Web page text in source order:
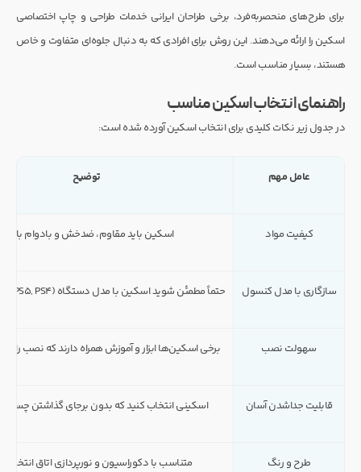
برای طرح‌های منحصربه‌فرد، برخی طراحان ایرانی خدمات طراحی و چاپ اختصاصی
اسکین را ارائه می‌دهند. این روش برای افرادی که به دنبال جلوه‌ای متفاوت و خاص
هستند، بسیار مناسب است.
راهنمای انتخاب اسکین مناسب
در جدول زیر نکات کلیدی برای انتخاب اسکین آورده شده است:
عامل مهم توضیح
کیفیت مواد اسکین باید مقاوم، ضدخش و بادوام باشد.
سازگاری با مدل کنسول حتماً مطمئن شوید اسکین با مدل دستگاه (PS5, PS4) همخوانی دارد.
سهولت نصب برخی اسکین‌ها ابزار و آموزش همراه دارند که نصب را
قابلیت جداشدن آسان اسکینی انتخاب کنید که بدون برجای گذاشتن چسب
طرح و رنگ متناسب با دکوراسیون و نورپردازی اتاق